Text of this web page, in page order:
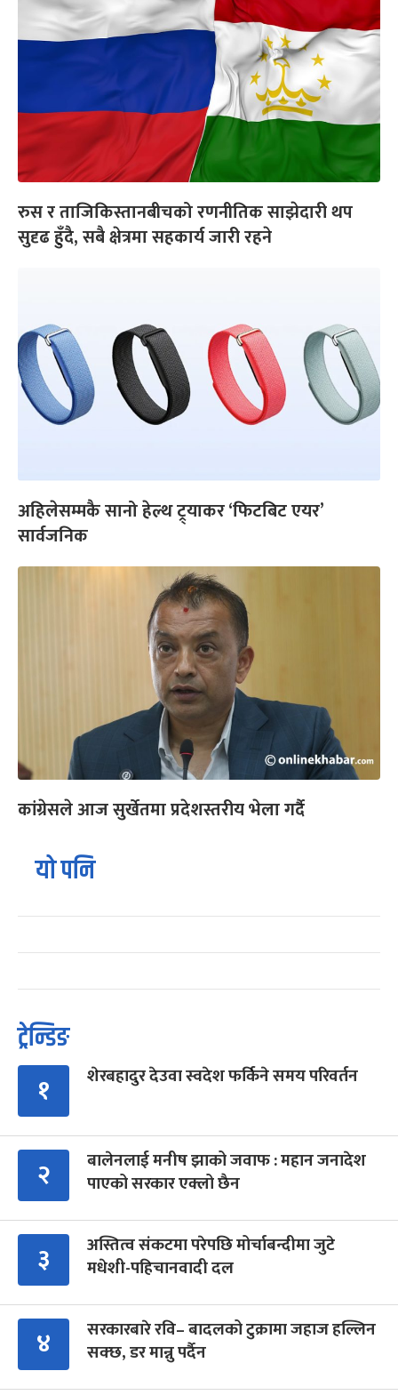
रुस र ताजिकिस्तानबीचको रणनीतिक साझेदारी थप
सुदृढ हुँदै, सबै क्षेत्रमा सहकार्य जारी रहने
अहिलेसम्मकै सानो हेल्थ ट्र्याकर ‘फिटबिट एयर’
सार्वजनिक
कांग्रेसले आज सुर्खेतमा प्रदेशस्तरीय भेला गर्दै
यो पनि
ट्रेन्डिङ
१ शेरबहादुर देउवा स्वदेश फर्किने समय परिवर्तन
२
बालेनलाई मनीष झाको जवाफ : महान जनादेश
पाएको सरकार एक्लो छैन
३
अस्तित्व संकटमा परेपछि मोर्चाबन्दीमा जुटे
मधेशी-पहिचानवादी दल
४
सरकारबारे रवि– बादलको टुक्रामा जहाज हल्लिन
सक्छ, डर मान्नु पर्दैन